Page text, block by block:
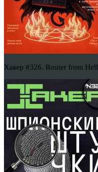
Хакер #326. Router from Hell